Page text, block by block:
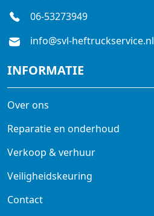
06-53273949
info@svl-heftruckservice.nl
INFORMATIE
Over ons
Reparatie en onderhoud
Verkoop & verhuur
Veiligheidskeuring
Contact